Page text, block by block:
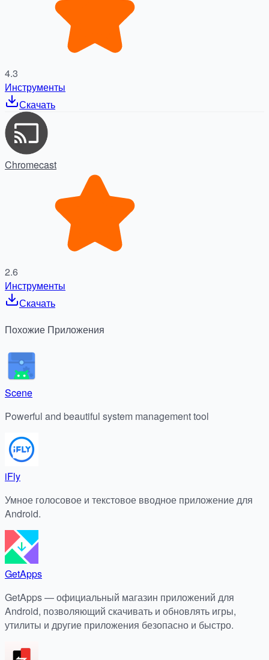
4.3
Инструменты
Скачать
Chromecast
2.6
Инструменты
Скачать
Похожие Приложения
Scene
Powerful and beautiful system management tool
iFly
Умное голосовое и текстовое вводное приложение для
Android.
GetApps
GetApps — официальный магазин приложений для
Android, позволяющий скачивать и обновлять игры,
утилиты и другие приложения безопасно и быстро.